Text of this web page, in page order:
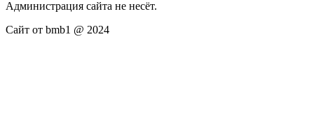
Администрация сайта не несёт.
Сайт от bmb1 @ 2024